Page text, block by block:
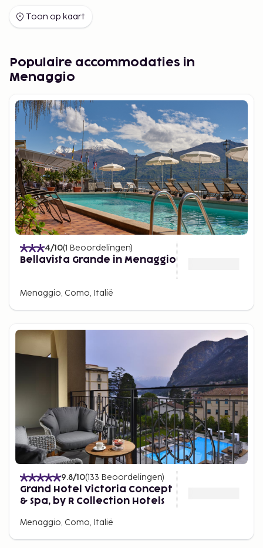
Toon op kaart
Populaire accommodaties in
Menaggio
4/10(1 Beoordelingen)
Bellavista Grande in Menaggio
Menaggio, Como, Italië
9.8/10(133 Beoordelingen)
Grand Hotel Victoria Concept
& Spa, by R Collection Hotels
Menaggio, Como, Italië